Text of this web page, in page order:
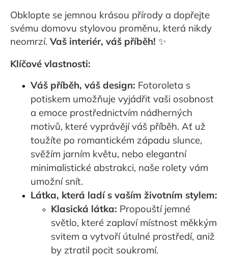
Obklopte se jemnou krásou přírody a dopřejte
svému domovu stylovou proměnu, která nikdy
neomrzí. Vaš interiér, váš příběh! ✨
Klíčové vlastnosti:
Váš příběh, váš design: Fotoroleta s
potiskem umožňuje vyjádřit vaši osobnost
a emoce prostřednictvím nádherných
motivů, které vyprávějí váš příběh. Ať už
toužíte po romantickém západu slunce,
svěžím jarním květu, nebo elegantní
minimalistické abstrakci, naše rolety vám
umožní snít.
Látka, která ladí s vaším životním stylem:
Klasická látka: Propouští jemné
světlo, které zaplaví místnost měkkým
svitem a vytvoří útulné prostředí, aniž
by ztratil pocit soukromí.